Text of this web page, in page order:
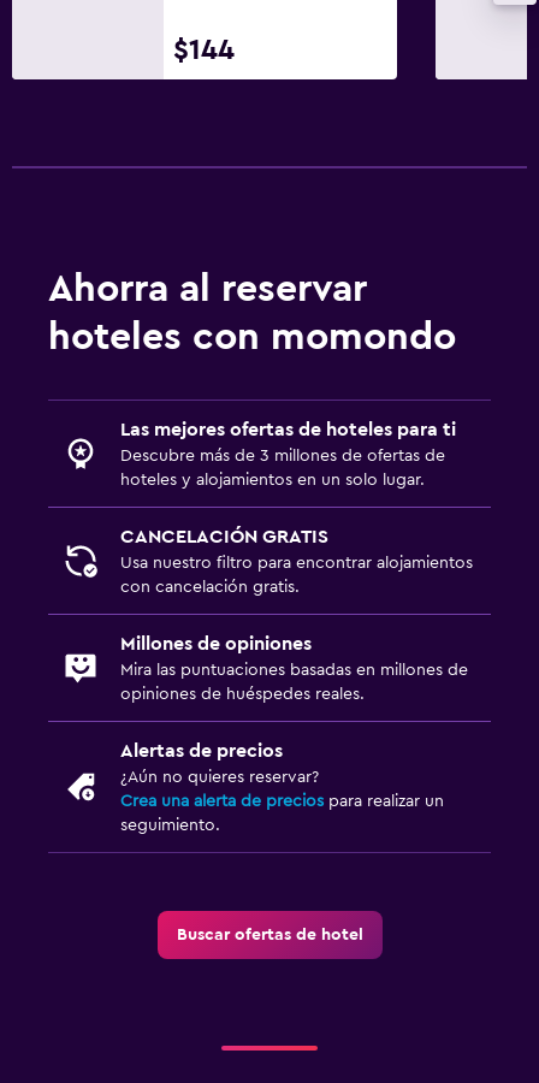
$144
Ahorra al reservar
hoteles con momondo
Las mejores ofertas de hoteles para ti
Descubre más de 3 millones de ofertas de
hoteles y alojamientos en un solo lugar.
CANCELACIÓN GRATIS
Usa nuestro filtro para encontrar alojamientos
con cancelación gratis.
Millones de opiniones
Mira las puntuaciones basadas en millones de
opiniones de huéspedes reales.
Alertas de precios
¿Aún no quieres reservar?
Crea una alerta de precios para realizar un
seguimiento.
Buscar ofertas de hotel